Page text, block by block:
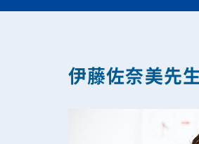
伊藤佐奈美先